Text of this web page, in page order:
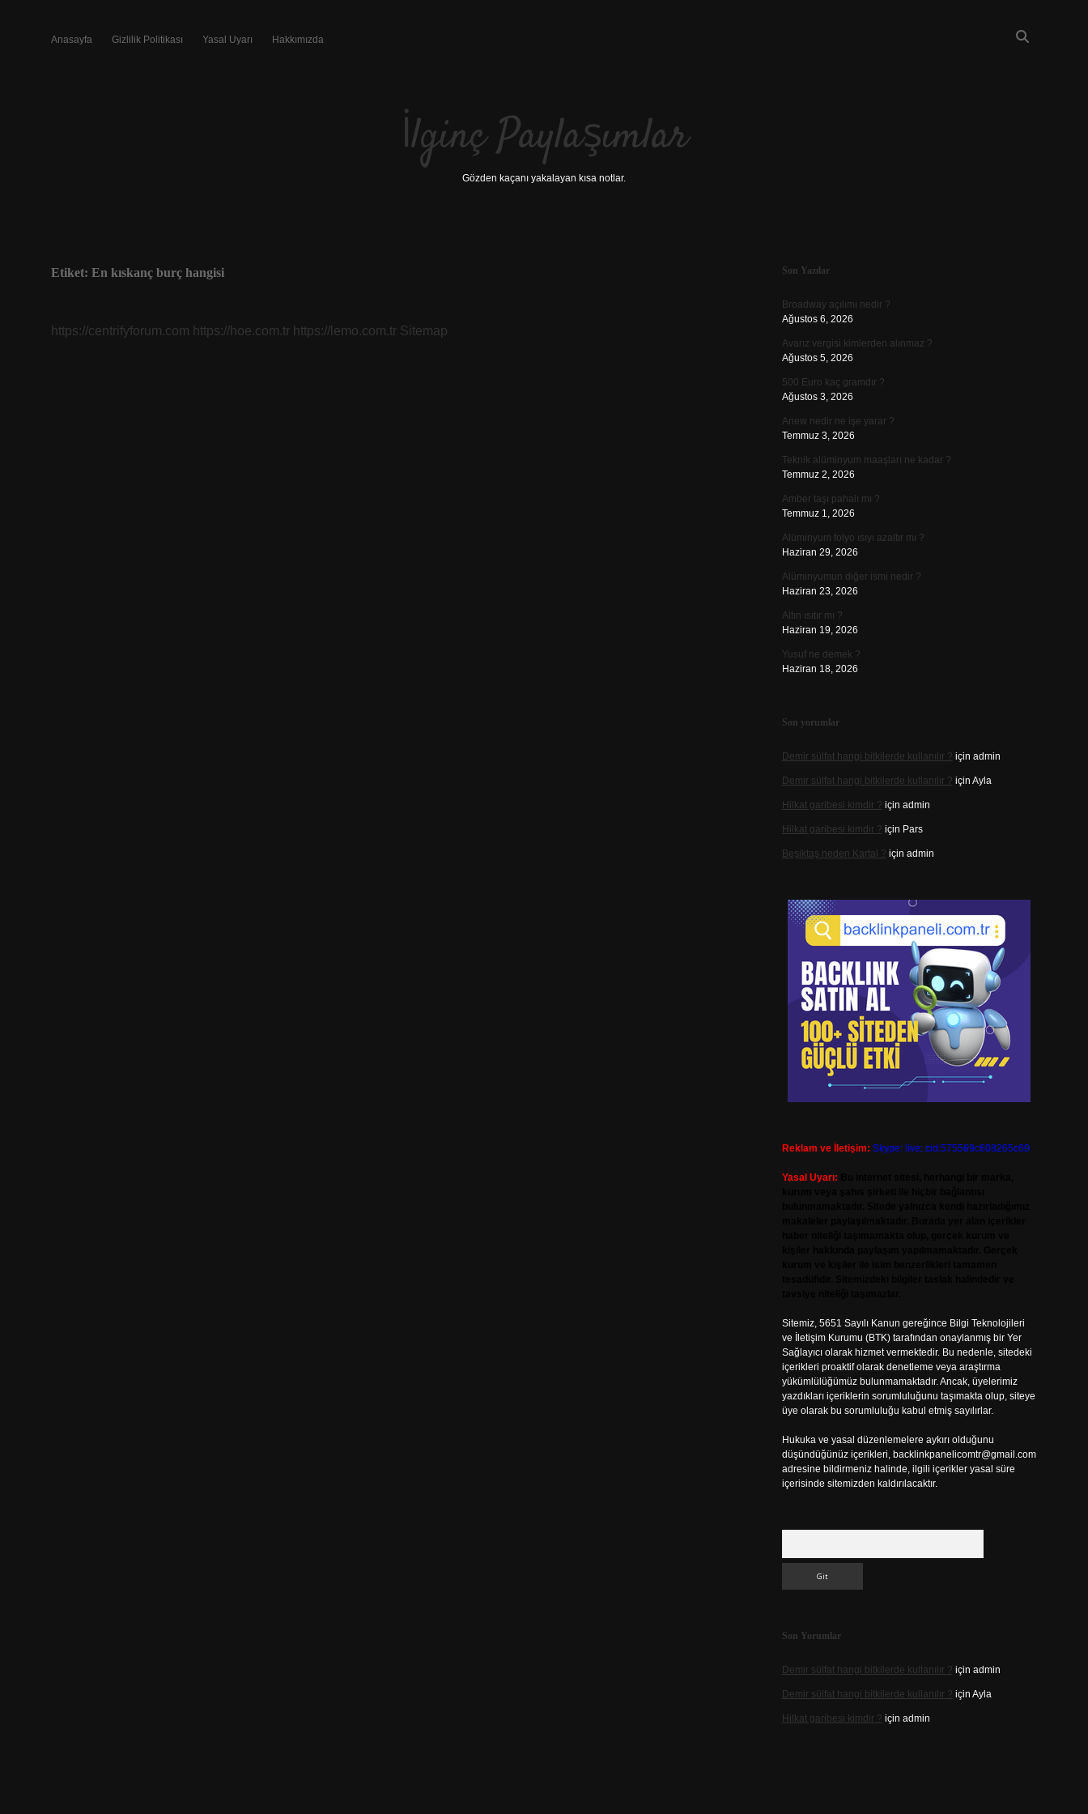
Anasayfa Gizlilik Politikası Yasal Uyarı Hakkımızda
İlginç Paylaşımlar
Gözden kaçanı yakalayan kısa notlar.
Etiket: En kıskanç burç hangisi
https://centrifyforum.com https://hoe.com.tr https://lemo.com.tr Sitemap
Sidebar
Son Yazılar
Broadway açılımı nedir ?
Ağustos 6, 2026
Avarız vergisi kimlerden alınmaz ?
Ağustos 5, 2026
500 Euro kaç gramdır ?
Ağustos 3, 2026
Anew nedir ne işe yarar ?
Temmuz 3, 2026
Teknik alüminyum maaşları ne kadar ?
Temmuz 2, 2026
Amber taşı pahalı mı ?
Temmuz 1, 2026
Alüminyum folyo ısıyı azaltır mı ?
Haziran 29, 2026
Alüminyumun diğer ismi nedir ?
Haziran 23, 2026
Altın ısıtır mı ?
Haziran 19, 2026
Yusuf ne demek ?
Haziran 18, 2026
Son yorumlar
Demir sülfat hangi bitkilerde kullanılır ? için admin
Demir sülfat hangi bitkilerde kullanılır ? için Ayla
Hilkat garibesi kimdir ? için admin
Hilkat garibesi kimdir ? için Pars
Beşiktaş neden Kartal ? için admin
Reklam ve İletişim: Skype: live:.cid.575569c608265c69
Yasal Uyarı:
Sitemiz, 5651 Sayılı Kanun gereğince Bilgi Teknolojileri
ve İletişim Kurumu (BTK) tarafından onaylanmış bir Yer
Sağlayıcı olarak hizmet vermektedir. Bu nedenle, sitedeki
içerikleri proaktif olarak denetleme veya araştırma
yükümlülüğümüz bulunmamaktadır. Ancak, üyelerimiz
yazdıkları içeriklerin sorumluluğunu taşımakta olup, siteye
üye olarak bu sorumluluğu kabul etmiş sayılırlar.
Hukuka ve yasal düzenlemelere aykırı olduğunu
düşündüğünüz içerikleri, backlinkpanelicomtr@gmail.com
adresine bildirmeniz halinde, ilgili içerikler yasal süre
içerisinde sitemizden kaldırılacaktır.
Son Yorumlar
Demir sülfat hangi bitkilerde kullanılır ? için admin
Demir sülfat hangi bitkilerde kullanılır ? için Ayla
Hilkat garibesi kimdir ? için admin